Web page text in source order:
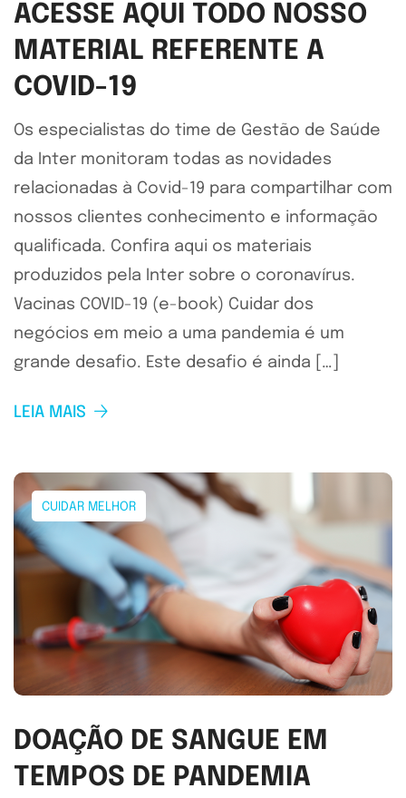
ACESSE AQUI TODO NOSSO
MATERIAL REFERENTE A
COVID-19
Os especialistas do time de Gestão de Saúde
da Inter monitoram todas as novidades
relacionadas à Covid-19 para compartilhar com
nossos clientes conhecimento e informação
qualificada. Confira aqui os materiais
produzidos pela Inter sobre o coronavírus.
Vacinas COVID-19 (e-book) Cuidar dos
negócios em meio a uma pandemia é um
grande desafio. Este desafio é ainda […]
LEIA MAIS
CUIDAR MELHOR
DOAÇÃO DE SANGUE EM
TEMPOS DE PANDEMIA